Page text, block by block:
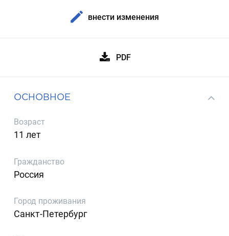
внести изменения
PDF
ОСНОВНОЕ
Возраст
11 лет
Гражданство
Россия
Город проживания
Санкт-Петербург